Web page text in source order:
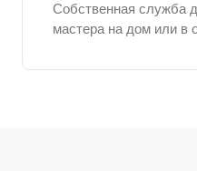
Собственная служба
мастера на дом или в